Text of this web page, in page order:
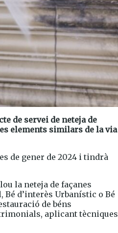
de servei de neteja de
elements similars de la via
de gener de 2024 i tindrà
la neteja de façanes
d’interès Urbanístic o Bé
de béns
aplicant tècniques